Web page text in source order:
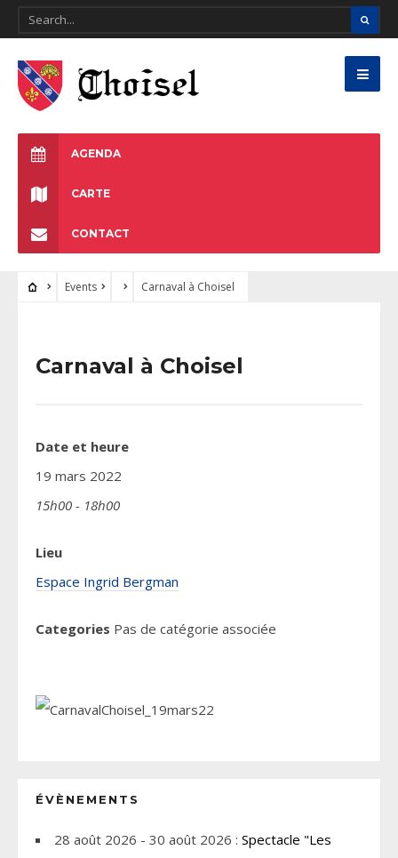
AGENDA
CARTE
CONTACT
Events Carnaval à Choisel
Carnaval à Choisel
Date et heure
19 mars 2022
15h00 - 18h00
Lieu
Espace Ingrid Bergman
Categories Pas de catégorie associée
ÉVÈNEMENTS
28 août 2026 - 30 août 2026 : Spectacle "Les